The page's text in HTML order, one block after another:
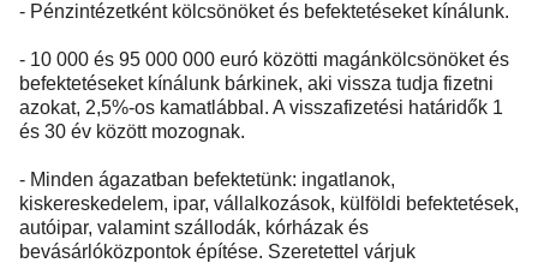
- Pénzintézetként kölcsönöket és befektetéseket kínálunk.
- 10 000 és 95 000 000 euró közötti magánkölcsönöket és
befektetéseket kínálunk bárkinek, aki vissza tudja fizetni
azokat, 2,5%-os kamatlábbal. A visszafizetési határidők 1
és 30 év között mozognak.
- Minden ágazatban befektetünk: ingatlanok,
kiskereskedelem, ipar, vállalkozások, külföldi befektetések,
autóipar, valamint szállodák, kórházak és
bevásárlóközpontok építése. Szeretettel várjuk